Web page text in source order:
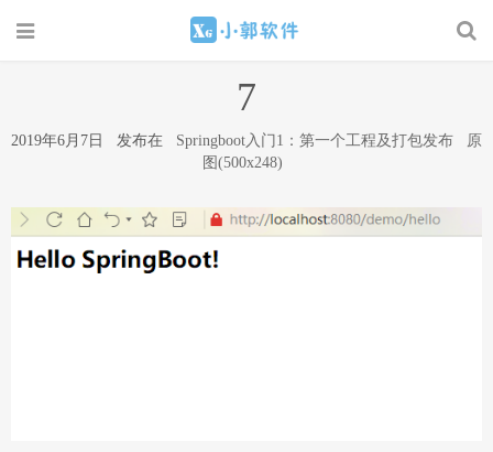
7
2019年6月7日 发布在 Springboot入门1：第一个工程及打包发布
原
图(500x248)